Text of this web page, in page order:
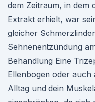
dem Zeitraum, in dem
Extrakt erhielt, war
gleicher
Sehnenentzündung
Behandlung Eine
Ellenbogen oder auch
Alltag und dein